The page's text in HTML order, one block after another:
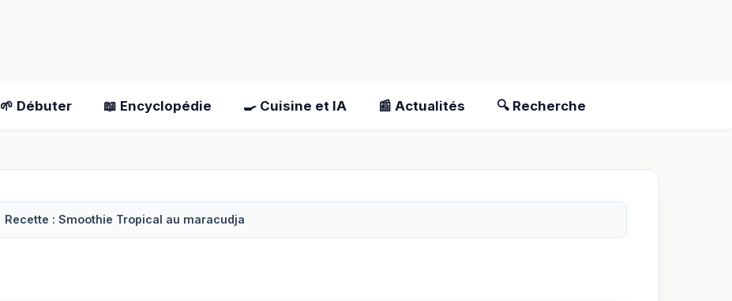
🌱 Débuter 📖 Encyclopédie 🍳 Cuisine et IA 📰 Actualités 🔍 Recherche
Recette : Smoothie Tropical au maracudja